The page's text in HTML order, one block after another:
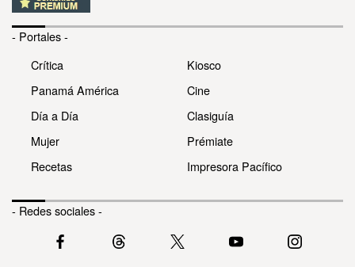
- Portales -
Crítica
Panamá América
Día a Día
Mujer
Recetas
Kiosco
Cine
Clasiguía
Prémiate
Impresora Pacífico
- Redes sociales -